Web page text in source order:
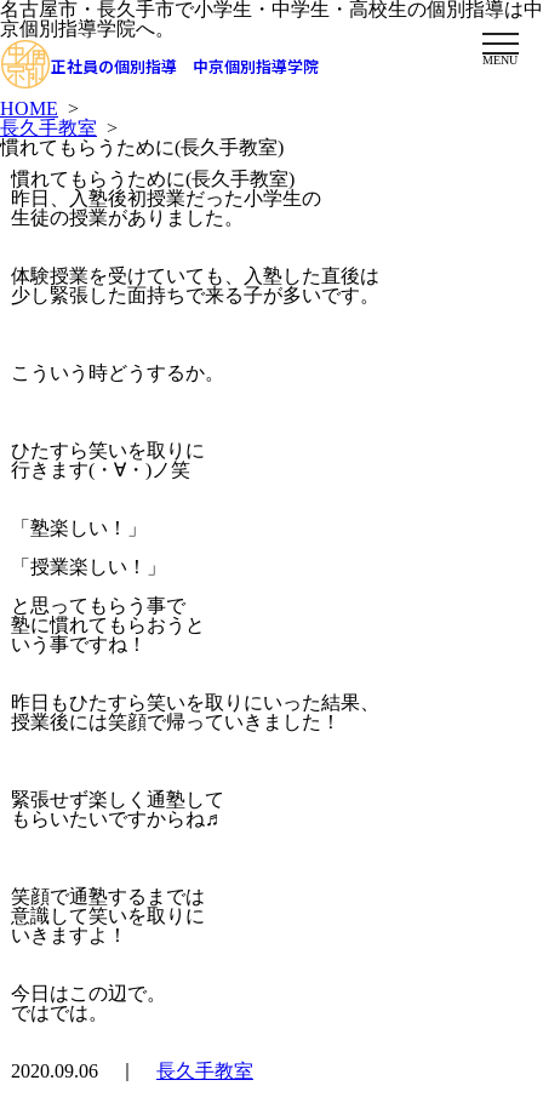
名古屋市・長久手市で小学生・中学生・高校生の個別指導は中
京個別指導学院へ。
正社員の個別指導 中京個別指導学院 MENU
HOME >
長久手教室 >
慣れてもらうために(長久手教室)
慣れてもらうために(長久手教室)
昨日、入塾後初授業だった小学生の
生徒の授業がありました。
体験授業を受けていても、入塾した直後は
少し緊張した面持ちで来る子が多いです。
こういう時どうするか。
ひたすら笑いを取りに
行きます(・∀・)ノ笑
「塾楽しい！」
「授業楽しい！」
と思ってもらう事で
塾に慣れてもらおうと
いう事ですね！
昨日もひたすら笑いを取りにいった結果、
授業後には笑顔で帰っていきました！
緊張せず楽しく通塾して
もらいたいですからね♬
笑顔で通塾するまでは
意識して笑いを取りに
いきますよ！
今日はこの辺で。
ではでは。
2020.09.06 ｜ 長久手教室